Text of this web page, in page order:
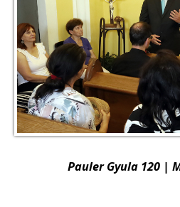
Pauler Gyula 120 |